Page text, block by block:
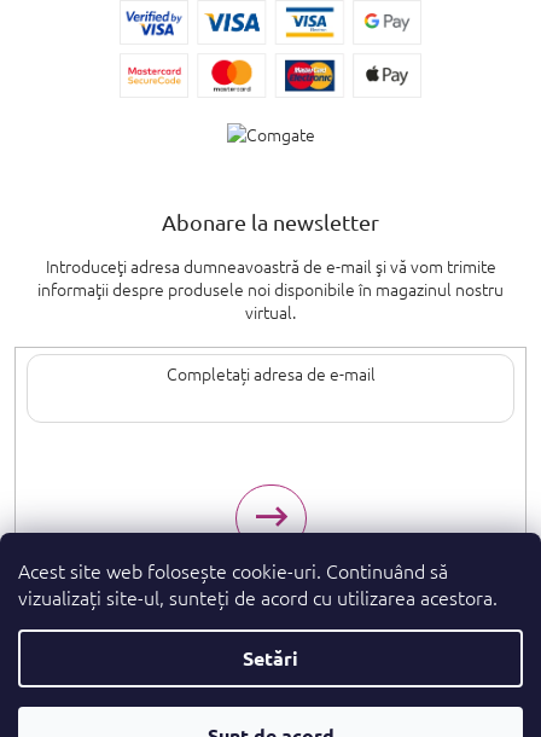
Acest site web folosește cookie-uri. Continuând să
vizualizați site-ul, sunteți de acord cu utilizarea acestora.
Setări
Abonare la newsletter
Introduceţi adresa dumneavoastră de e-mail şi vă vom trimite
informaţii despre produsele noi disponibile în magazinul nostru
virtual.
parfumeshop.ro
rezervate.